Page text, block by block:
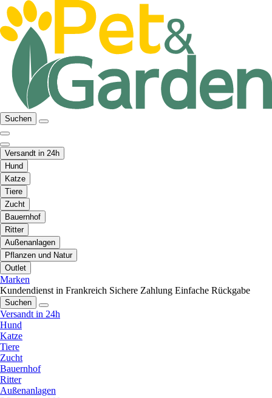
Suchen
Versandt in 24h
Hund
Katze
Tiere
Zucht
Bauernhof
Ritter
Außenanlagen
Pflanzen und Natur
Outlet
Marken
Kundendienst in Frankreich Sichere Zahlung Einfache Rückgabe
Suchen
Versandt in 24h
Hund
Katze
Tiere
Zucht
Bauernhof
Ritter
Außenanlagen